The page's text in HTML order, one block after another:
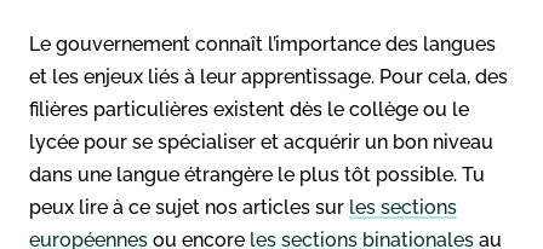
Le gouvernement connaît l’importance des langues
et les enjeux liés à leur apprentissage. Pour cela, des
filières particulières existent dès le collège ou le
lycée pour se spécialiser et acquérir un bon niveau
dans une langue étrangère le plus tôt possible. Tu
peux lire à ce sujet nos articles sur les sections
européennes ou encore les sections binationales au